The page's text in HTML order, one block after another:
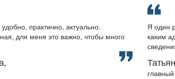
практично, актуально.
для меня это важно, чтобы много
Я один
каким
лавный